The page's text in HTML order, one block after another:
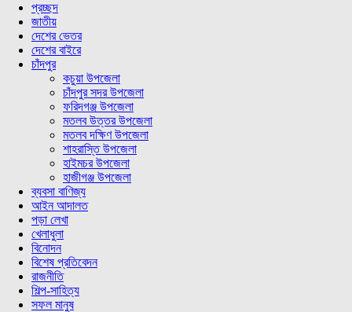
প্রচ্ছদ
জাতীয়
দেশের ভেতর
দেশের বাইরে
চাঁদপুর
কচুয়া উপজেলা
চাঁদপুর সদর উপজেলা
ফরিদগঞ্জ উপজেলা
মতলব উত্তর উপজেলা
মতলব দক্ষিণ উপজেলা
শাহরাস্তি উপজেলা
হাইমচর উপজেলা
হাজীগঞ্জ উপজেলা
ব্যবসা বাণিজ্য
আইন আদালত
পড়া লেখা
খেলাধুলা
বিনোদন
বিশেষ প্রতিবেদন
রাজনীতি
শিল্প-সাহিত্য
সফল মানুষ